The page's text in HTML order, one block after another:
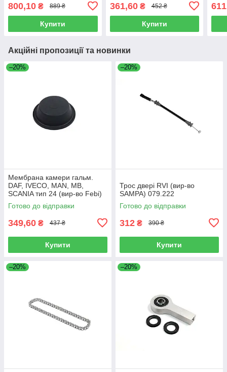
KOLBENSCHMIDT)
79234600
800,10 ₴ 889 ₴
Купити
KOLBENSCHMIDT)
79353600
361,60₴ 452 ₴
Купити
Акційні пропозиції та новинки
–20%
Мембрана камери гальм.
DAF, IVECO, MAN, MB,
SCANIA тип 24 (вир-во Febi)
07103
Готово до відправки
349,60 ₴ 437 ₴
Купити
–20%
Трос двері RVI (вир-во
SAMPA) 079.222
Готово до відправки
312 ₴ 390 ₴
Купити
–20% –20%